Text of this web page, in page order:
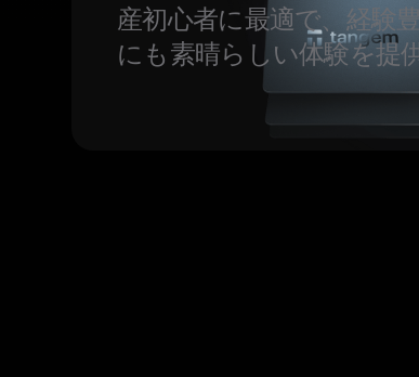
産初心者に最適で、経験
にも素晴らしい体験を提